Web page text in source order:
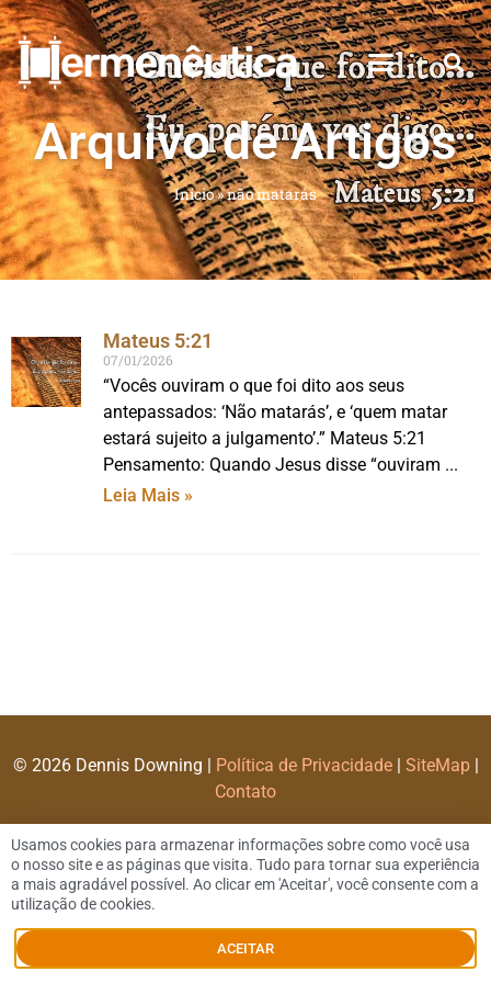
Arquivo de Artigos
Início»não matarás
Mateus 5:21
07/01/2026
“Vocês ouviram o que foi dito aos seus
antepassados: ‘Não matarás’, e ‘quem matar
estará sujeito a julgamento’.” Mateus 5:21
Pensamento: Quando Jesus disse “ouviram
Leia Mais »
© 2026 Dennis Downing | Política de Privacidade| SiteMap|
Contato
Usamos cookies para armazenar informações sobre como você usa
o nosso site e as páginas que visita. Tudo para tornar sua experiência
a mais agradável possível. Ao clicar em 'Aceitar', você consente com a
utilização de cookies.
ACEITAR